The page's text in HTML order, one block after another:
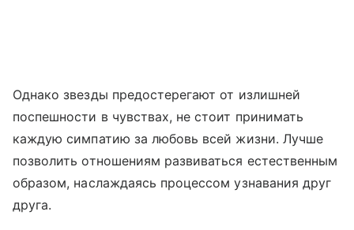
Однако звезды предостерегают от излишней
поспешности в чувствах, не стоит принимать
каждую симпатию за любовь всей жизни. Лучше
позволить отношениям развиваться естественным
образом, наслаждаясь процессом узнавания друг
друга.